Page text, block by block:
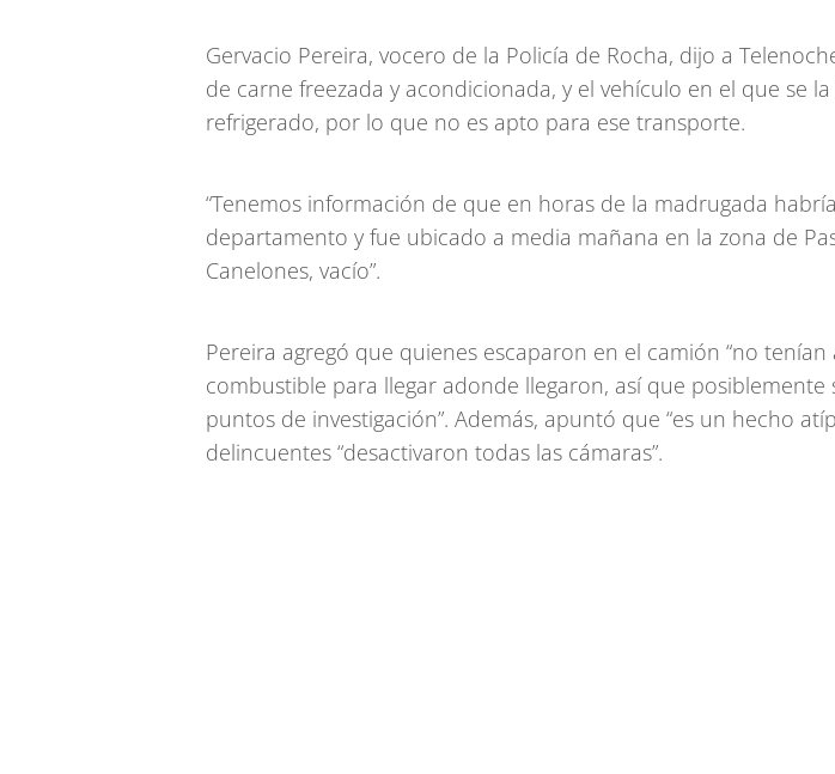
Gervacio Pereira, vocero de la Policía de Rocha, dijo a
de carne freezada y acondicionada, y el vehículo en el que se
refrigerado, por lo que no es apto para ese transporte.
“Tenemos información de que en horas de la madrugada
departamento y fue ubicado a media mañana en la zona de
Canelones, vacío”.
Pereira agregó que quienes escaparon en el camión “no
combustible para llegar adonde llegaron, así que posiblemente
puntos de investigación”. Además, apuntó que “es un hecho
delincuentes “desactivaron todas las cámaras”.